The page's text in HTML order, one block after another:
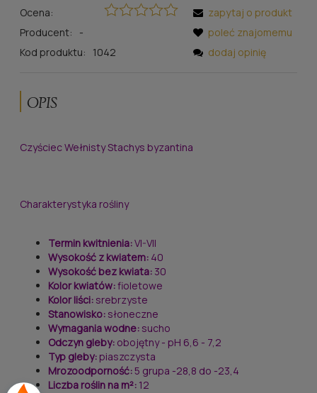
Ocena:
Producent:
-
Kod produktu:
1042
zapytaj o produkt
poleć znajomemu
dodaj opinię
OPIS
Czyściec Wełnisty Stachys byzantina
Charakterystyka rośliny
Termin kwitnienia:VI-VII
Wysokość z kwiatem: 40
Wysokość bez kwiata: 30
Kolor kwiatów:fioletowe
Kolor liści: srebrzyste
Stanowisko: słoneczne
Wymagania wodne: sucho
Odczyn gleby: obojętny - pH 6,6 - 7,2
Typ gleby:piaszczysta
Mrozoodporność:5 grupa -28,8 do -23,4
Liczba roślin na m²: 12